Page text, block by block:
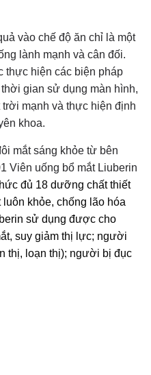
vào chế độ ăn chỉ là một
lành mạnh và cân đối.
thực hiện các biện pháp
gian sử dụng màn hình,
trời mạnh và thực hiện định
khoa.
mắt sáng khỏe từ bên
Viên uống bổ mắt Liuberin
đủ 18 dưỡng chất thiết
khỏe, chống lão hóa
sử dụng được cho
suy giảm thị lực; người
thị, loạn thị); người bị đục